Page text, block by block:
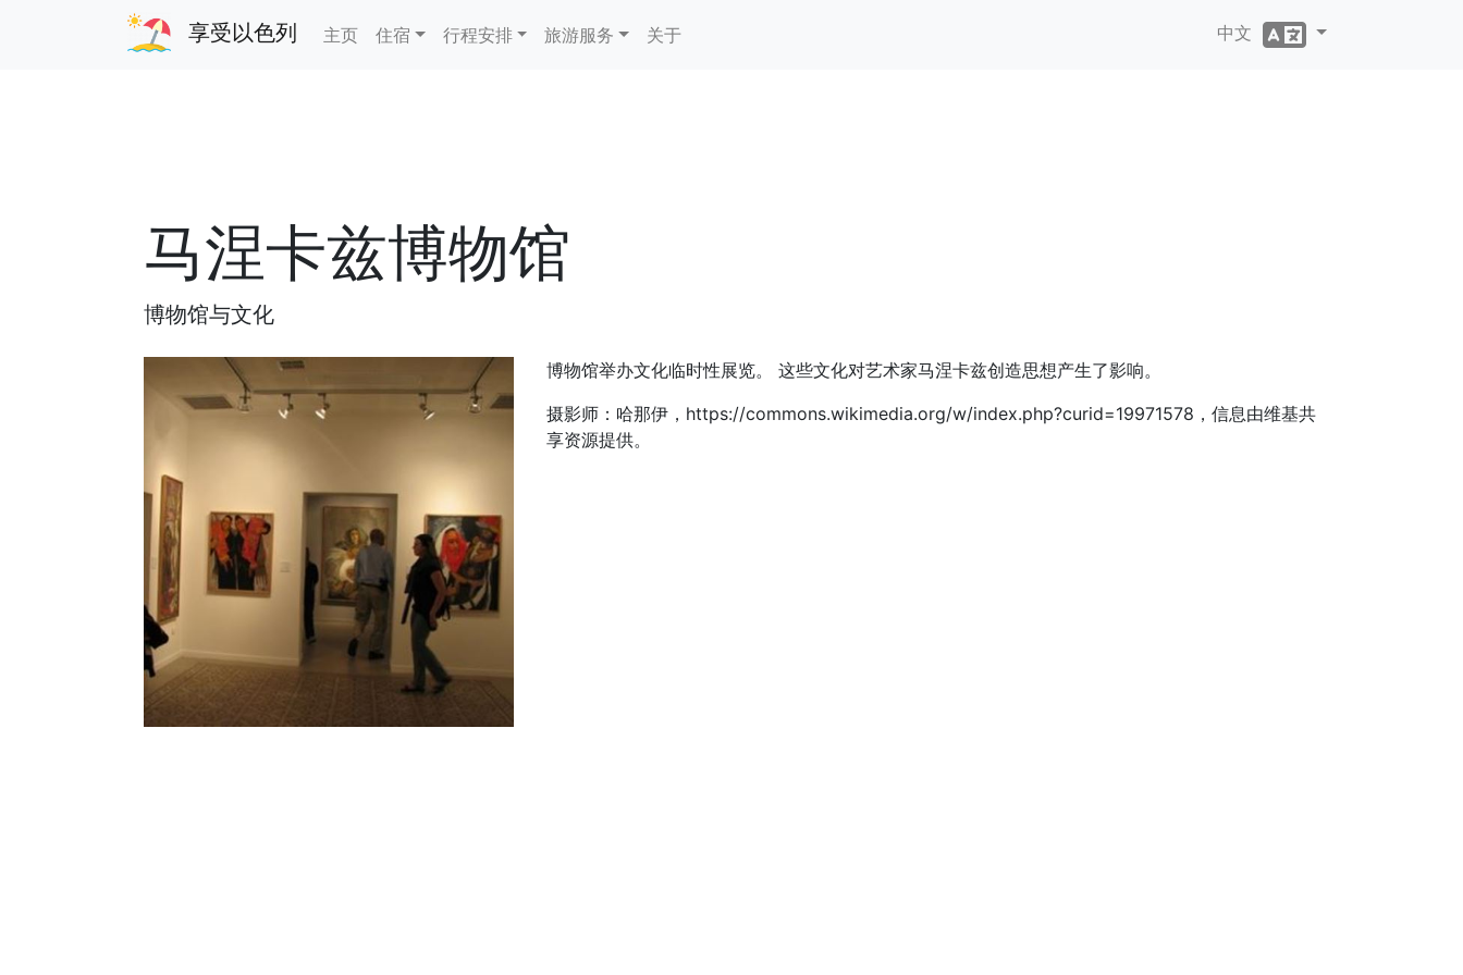
享受以色列 主页 住宿 行程安排 旅游服务 关于 中文
马涅卡兹博物馆
博物馆与文化
博物馆举办文化临时性展览。 这些文化对艺术家马涅卡兹创造思想产生了影响。
摄影师：哈那伊，https://commons.wikimedia.org/w/index.php?curid=19971578，信息由维基共
享资源提供。